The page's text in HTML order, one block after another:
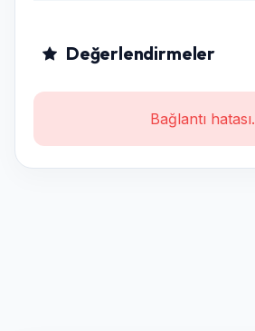
Değerlendirmeler
Bağlantı hatası.